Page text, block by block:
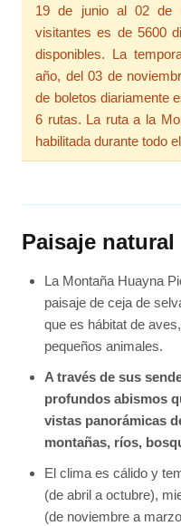
19 de junio al 02 de
visitantes es de 5600
disponibles. La
año, del 03 de
de boletos diariamente
6 rutas. La ruta a la
habilitada durante todo
Paisaje
La Montaña Huayna
paisaje de ceja de
que es hábitat de
pequeños animales.
A través de sus
profundos abismos
vistas panorámicas
montañas, ríos,
El clima es cálido y
(de abril a octubre),
(de noviembre a